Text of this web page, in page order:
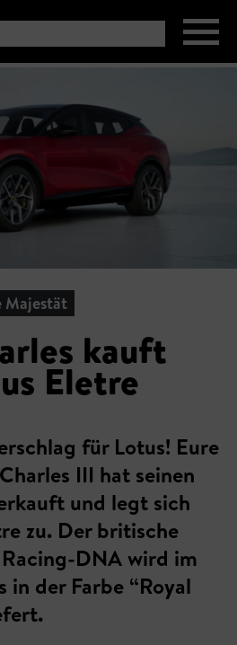
Majestät
kauft
Eletre
für Lotus! Eure
III hat seinen
und legt sich
zu. Der britische
DNA wird im
in der Farbe “Royal